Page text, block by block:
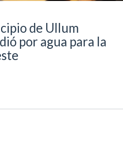
de Ullum
por agua para la